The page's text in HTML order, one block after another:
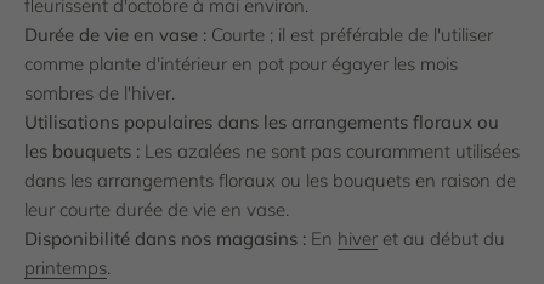
fleurissent d'octobre à mai environ.
Durée de vie en vase : Courte ; il est préférable de l'utiliser
comme plante d'intérieur en pot pour égayer les mois
sombres de l'hiver.
Utilisations populaires dans les arrangements floraux ou
les bouquets : Les azalées ne sont pas couramment utilisées
dans les arrangements floraux ou les bouquets en raison de
leur courte durée de vie en vase.
Disponibilité dans nos magasins : En hiver et au début du
printemps.